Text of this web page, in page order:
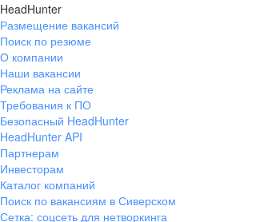
HeadHunter
Размещение вакансий
Поиск по резюме
О компании
Наши вакансии
Реклама на сайте
Требования к ПО
Безопасный HeadHunter
HeadHunter API
Партнерам
Инвесторам
Каталог компаний
Поиск по вакансиям в Сиверском
Сетка: соцсеть для нетворкинга